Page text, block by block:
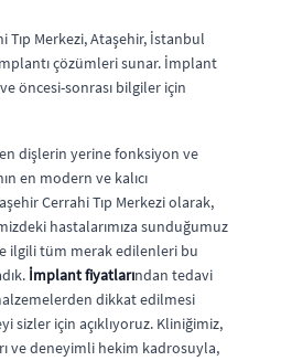
Tıp Merkezi, Ataşehir, İstanbul
çözümleri sunar. İmplant
öncesi-sonrası bilgiler için
dişlerin yerine fonksiyon ve
en modern ve kalıcı
Cerrahi Tıp Merkezi olarak,
hastalarımıza sunduğumuz
ilgili tüm merak edilenleri bu
İmplant fiyatlarından tedavi
dikkat edilmesi
sizler için açıklıyoruz. Kliniğimiz,
ve deneyimli hekim kadrosuyla,